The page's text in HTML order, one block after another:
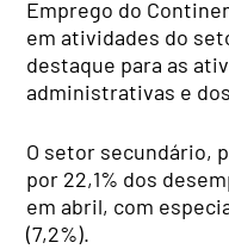
Emprego do
em atividades do
destaque para as
administrativas e
O setor secundário,
por 22,1% dos
em abril, com
(7,2%).